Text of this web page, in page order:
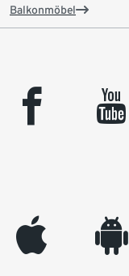
Balkonmöbel
facebook youtube
appleinc android